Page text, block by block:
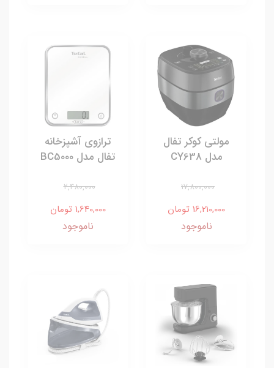
مولتی کوکر تفال
مدل CY638
17,800,000
16,210,000 تومان
ناموجود
ترازوی آشپزخانه
تفال مدل BC5000
2,480,000
1,640,000 تومان
ناموجود